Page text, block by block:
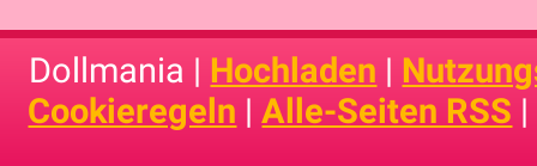
Dollmania | Hochladen |
Cookieregeln |Alle-Seiten RSS |